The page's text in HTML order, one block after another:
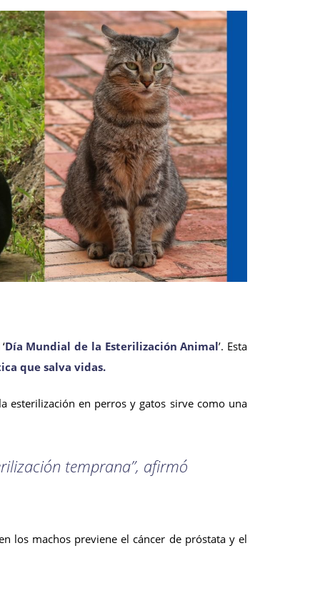
Día Mundial de la Esterilización Animal’. Esta
que salva vidas.
esterilización en perros y gatos sirve como una
temprana”, afirmó
los machos previene el cáncer de próstata y el